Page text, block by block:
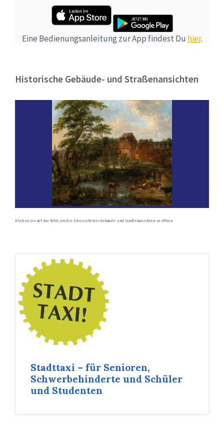
Eine Bedienungsanleitung zur App findest Du hier.
Historische Gebäude- und Straßenansichten
Klicken Sie auf das Bild, um die Übersicht der Gebäude- und Straßenansichten zu öffnen.
Stadttaxi – für Senioren,
Schwerbehinderte und Schüler
und Studenten